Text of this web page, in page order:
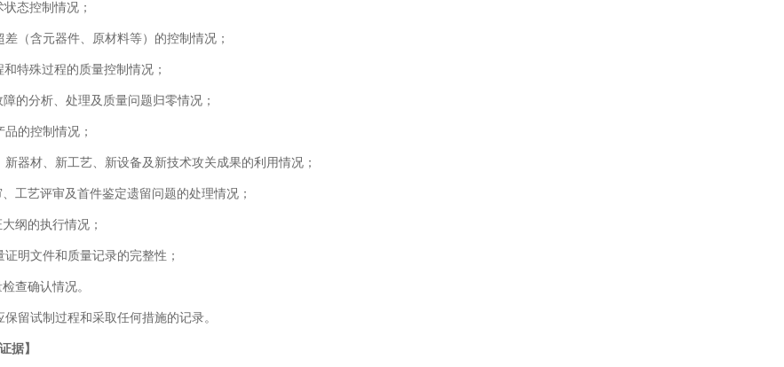
态控制情况；
差（含元器件、原材料等）的控制情况；
和特殊过程的质量控制情况；
的分析、处理及质量问题归零情况；
品的控制情况；
新器材、新工艺、新设备及新技术攻关成果的利用情况；
工艺评审及首件鉴定遗留问题的处理情况；
纲的执行情况；
证明文件和质量记录的完整性；
查确认情况。
保留试制过程和采取任何措施的记录。
据】